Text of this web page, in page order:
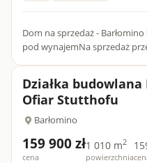
Dom na sprzedaż -
pod wynajemNa sprzedaż
Działka
Ofiar Stutthofu
Barłomino
159 900 zł
cena
1 010 m2
powierzchnia